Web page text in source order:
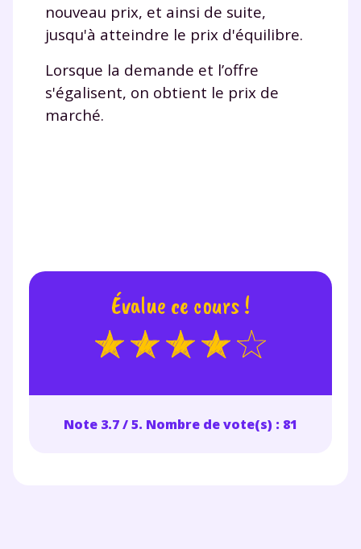
nouveau prix, et ainsi de suite,
jusqu'à atteindre le prix d'équilibre.
Lorsque la demande et l’offre
s'égalisent, on obtient le prix de
marché.
Évalue ce cours !
Note 3.7 / 5. Nombre de vote(s) : 81
Testez gratuitement
scolaire !